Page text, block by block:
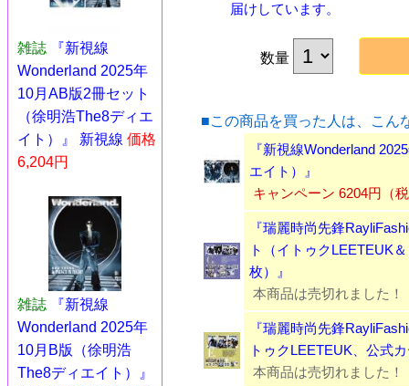
雑誌
『新視線
Wonderland 2025年
10月AB版2冊セット
（徐明浩The8ディエ
イト）』 新視線 価格
6,204円
雑誌
『新視線
Wonderland 2025年
10月B版（徐明浩
The8ディエイト）』
届けしています。
数量
■この商品を買った人は、こん
『新視線Wonderland
エイト）』
キャンペーン 6204円（
『瑞麗時尚先鋒
ト（イトゥクLEETEUK
枚）』
本商品は売切れました！
『瑞麗時尚先鋒
トゥクLEETEUK、公式
本商品は売切れました！